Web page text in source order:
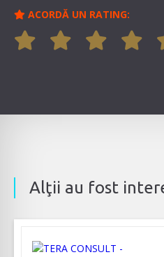
ACORDĂ UN RATING:
Alţii au fost